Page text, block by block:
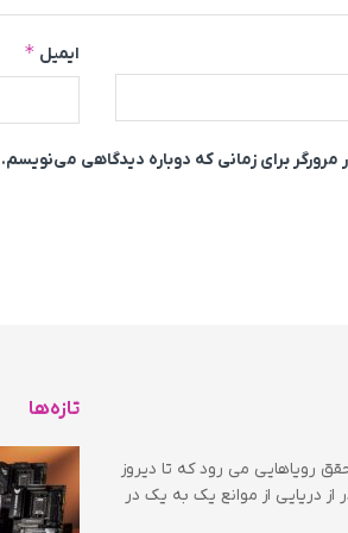
ایمیل *
برای زمانی که دوباره دیدگاهی می‌نویسم.
رویاهایی می رود که تا دیروز
دریایی از موانع یک به یک در
تازه‌ها